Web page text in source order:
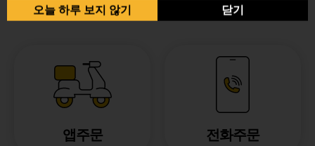
앱주문 전화주문
오늘 하루 보지 않기 닫기